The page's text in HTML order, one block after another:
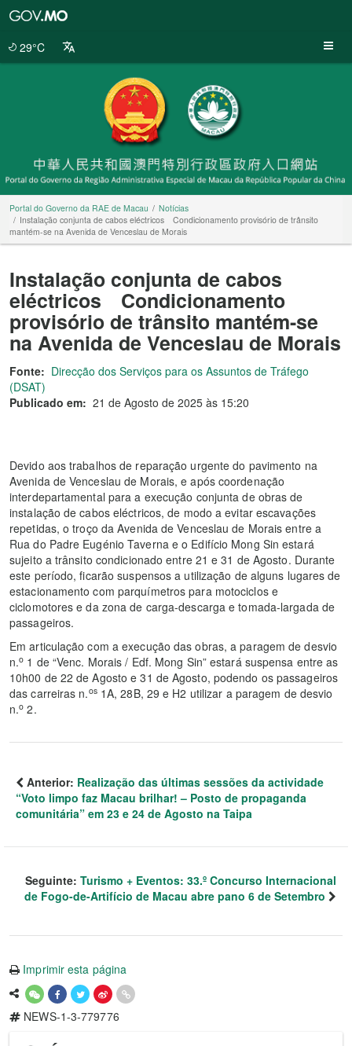
29°C
Portal do Governo da RAE de Macau
Notícias
Instalação conjunta de cabos eléctricos Condicionamento provisório de trânsito
mantém-se na Avenida de Venceslau de Morais
Instalação conjunta de cabos
eléctricos Condicionamento
provisório de trânsito mantém-se
na Avenida de Venceslau de Morais
Fonte: Direcção dos Serviços para os Assuntos de Tráfego
(DSAT)
Publicado em: 21 de Agosto de 2025 às 15:20
Devido aos trabalhos de reparação urgente do pavimento na
Avenida de Venceslau de Morais, e após coordenação
interdepartamental para a execução conjunta de obras de
instalação de cabos eléctricos, de modo a evitar escavações
repetidas, o troço da Avenida de Venceslau de Morais entre a
Rua do Padre Eugénio Taverna e o Edifício Mong Sin estará
sujeito a trânsito condicionado entre 21 e 31 de Agosto. Durante
este período, ficarão suspensos a utilização de alguns lugares de
estacionamento com parquímetros para motociclos e
ciclomotores e da zona de carga-descarga e tomada-largada de
passageiros.
Em articulação com a execução das obras, a paragem de desvio
n.o 1 de “Venc. Morais / Edf. Mong Sin” estará suspensa entre as
10h00 de 22 de Agosto e 31 de Agosto, podendo os passageiros
das carreiras n.os1A, 28B, 29 e H2 utilizar a paragem de desvio
n.o 2.
Anterior: Realização das últimas sessões da actividade
“Voto limpo faz Macau brilhar! – Posto de propaganda
comunitária” em 23 e 24 de Agosto na Taipa
Seguinte: Turismo + Eventos: 33.º Concurso Internacional
de Fogo-de-Artifício de Macau abre pano 6 de Setembro
Imprimir esta página
NEWS-1-3-779776